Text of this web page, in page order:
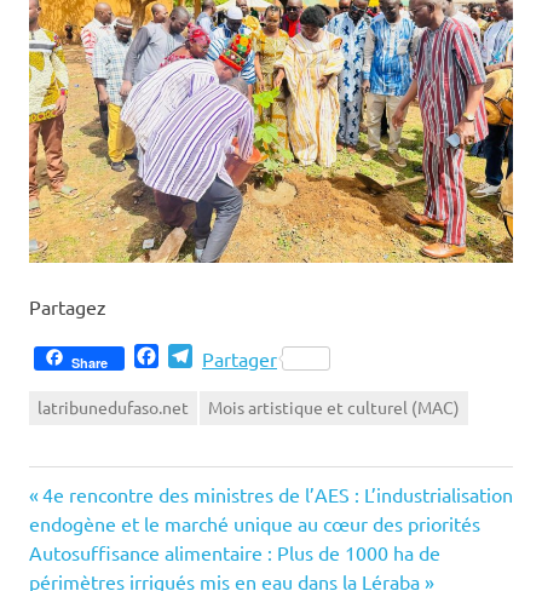
Partagez
Share FacebookTelegram
Partager
latribunedufaso.net Mois artistique et culturel (MAC)
Navigation
de
Previous
Post:
4e rencontre des ministres de l’AES : L’industrialisation
endogène et le marché unique au cœur des priorités
Next
Post:
Autosuffisance alimentaire : Plus de 1000 ha de
périmètres irrigués mis en eau dans la Léraba